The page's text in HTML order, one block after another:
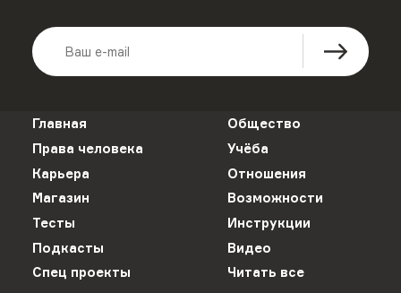
Главная
Общество
Права человека
Учёба
Карьера
Отношения
Магазин
Возможности
Тесты
Инструкции
Подкасты
Видео
Спец проекты
Читать все